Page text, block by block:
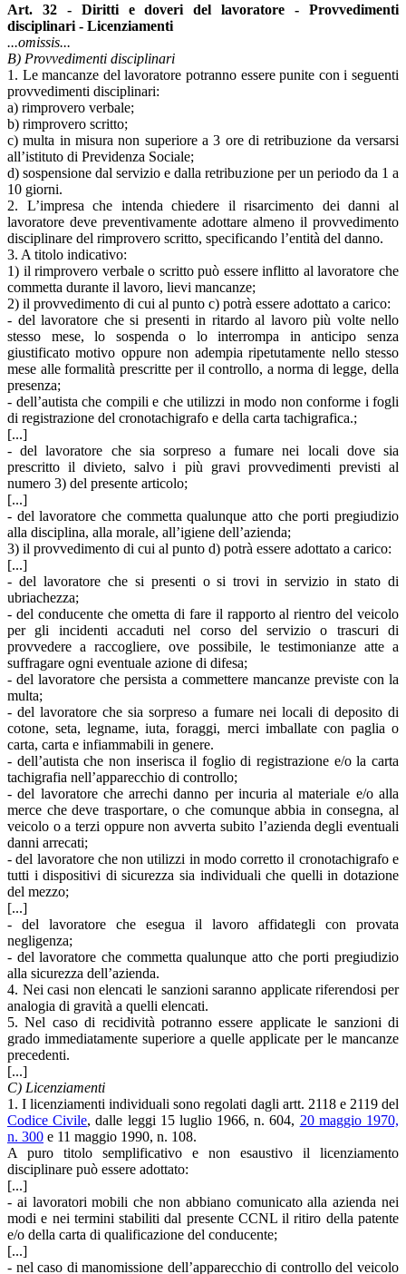
Art. 32 - Diritti e doveri del lavoratore - Provvedimenti
disciplinari - Licenziamenti
...omissis...
B) Provvedimenti disciplinari
1. Le mancanze del lavoratore potranno essere punite con i seguenti
provvedimenti disciplinari:
a) rimprovero verbale;
b) rimprovero scritto;
c) multa in misura non superiore a 3 ore di retribuzione da versarsi
all’istituto di Previdenza Sociale;
d) sospensione dal servizio e dalla retribuzione per un periodo da 1 a
10 giorni.
2. L’impresa che intenda chiedere il risarcimento dei danni al
lavoratore deve preventivamente adottare almeno il provvedimento
disciplinare del rimprovero scritto, specificando l’entità del danno.
3. A titolo indicativo:
1) il rimprovero verbale o scritto può essere inflitto al lavoratore che
commetta durante il lavoro, lievi mancanze;
2) il provvedimento di cui al punto c) potrà essere adottato a carico:
- del lavoratore che si presenti in ritardo al lavoro più volte nello
stesso mese, lo sospenda o lo interrompa in anticipo senza
giustificato motivo oppure non adempia ripetutamente nello stesso
mese alle formalità prescritte per il controllo, a norma di legge, della
presenza;
- dell’autista che compili e che utilizzi in modo non conforme i fogli
di registrazione del cronotachigrafo e della carta tachigrafica.;
[...]
- del lavoratore che sia sorpreso a fumare nei locali dove sia
prescritto il divieto, salvo i più gravi provvedimenti previsti al
numero 3) del presente articolo;
[...]
- del lavoratore che commetta qualunque atto che porti pregiudizio
alla disciplina, alla morale, all’igiene dell’azienda;
3) il provvedimento di cui al punto d) potrà essere adottato a carico:
[...]
- del lavoratore che si presenti o si trovi in servizio in stato di
ubriachezza;
- del conducente che ometta di fare il rapporto al rientro del veicolo
per gli incidenti accaduti nel corso del servizio o trascuri di
provvedere a raccogliere, ove possibile, le testimonianze atte a
suffragare ogni eventuale azione di difesa;
- del lavoratore che persista a commettere mancanze previste con la
multa;
- del lavoratore che sia sorpreso a fumare nei locali di deposito di
cotone, seta, legname, iuta, foraggi, merci imballate con paglia o
carta, carta e infiammabili in genere.
- dell’autista che non inserisca il foglio di registrazione e/o la carta
tachigrafia nell’apparecchio di controllo;
- del lavoratore che arrechi danno per incuria al materiale e/o alla
merce che deve trasportare, o che comunque abbia in consegna, al
veicolo o a terzi oppure non avverta subito l’azienda degli eventuali
danni arrecati;
- del lavoratore che non utilizzi in modo corretto il cronotachigrafo e
tutti i dispositivi di sicurezza sia individuali che quelli in dotazione
del mezzo;
[...]
- del lavoratore che esegua il lavoro affidategli con provata
negligenza;
- del lavoratore che commetta qualunque atto che porti pregiudizio
alla sicurezza dell’azienda.
4. Nei casi non elencati le sanzioni saranno applicate riferendosi per
analogia di gravità a quelli elencati.
5. Nel caso di recidività potranno essere applicate le sanzioni di
grado immediatamente superiore a quelle applicate per le mancanze
precedenti.
[...]
C) Licenziamenti
1. I licenziamenti individuali sono regolati dagli artt. 2118 e 2119 del
Codice Civile, dalle leggi 15 luglio 1966, n. 604, 20 maggio 1970,
n. 300 e 11 maggio 1990, n. 108.
A puro titolo semplificativo e non esaustivo il licenziamento
disciplinare può essere adottato:
[...]
- ai lavoratori mobili che non abbiano comunicato alla azienda nei
modi e nei termini stabiliti dal presente CCNL il ritiro della patente
e/o della carta di qualificazione del conducente;
[...]
- nel caso di manomissione dell’apparecchio di controllo del veicolo